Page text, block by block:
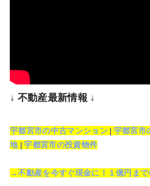
↓ 不動産最新情報 ↓
宇都宮市の中古マンション| 宇都宮市
地|宇都宮市の投資物件
→不動産を今すぐ現金に！１億円まで